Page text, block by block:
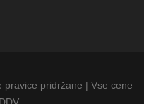
pravice pridržane | Vse cene